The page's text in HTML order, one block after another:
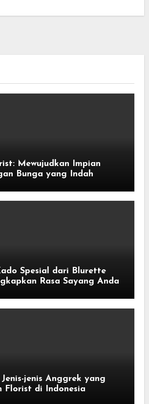
Mewujudkan Impian
Bunga yang Indah
Spesial dari Blurette
Rasa Sayang Anda
jenis Anggrek yang
Florist di Indonesia